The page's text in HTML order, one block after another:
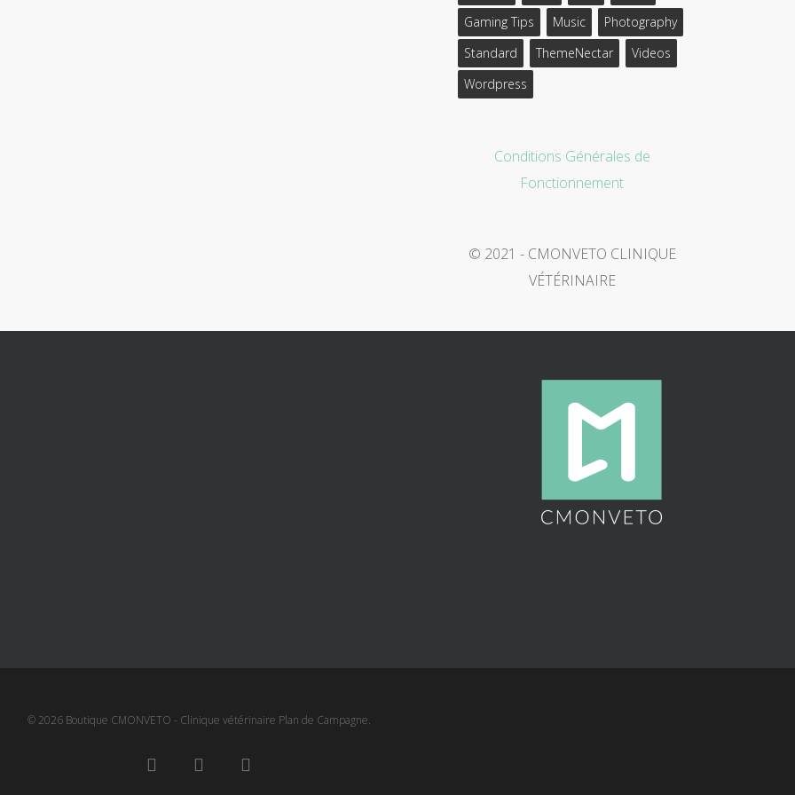
Gaming Tips
Music
Photography
Standard
ThemeNectar
Videos
Wordpress
Conditions Générales de
Fonctionnement
© 2021 - CMONVETO CLINIQUE
VÉTÉRINAIRE
© 2026 Boutique CMONVETO - Clinique vétérinaire Plan de Campagne.